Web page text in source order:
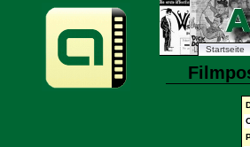
Startseite